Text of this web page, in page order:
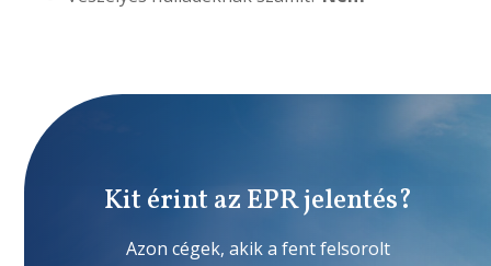
Kit érint az EPR jelentés?
Azon cégek, akik a fent felsorolt